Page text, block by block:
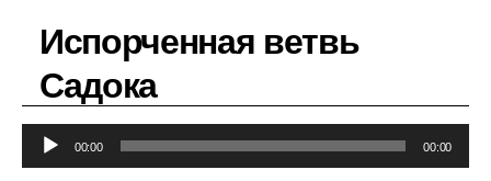
л
Испорченная ветвь
Садока
у
00:00 00:00